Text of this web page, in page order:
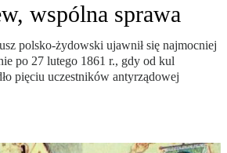
wspólna sprawa
polsko-żydowski ujawnił się najmocniej
po 27 lutego 1861 r., gdy od kul
pięciu uczestników antyrządowej